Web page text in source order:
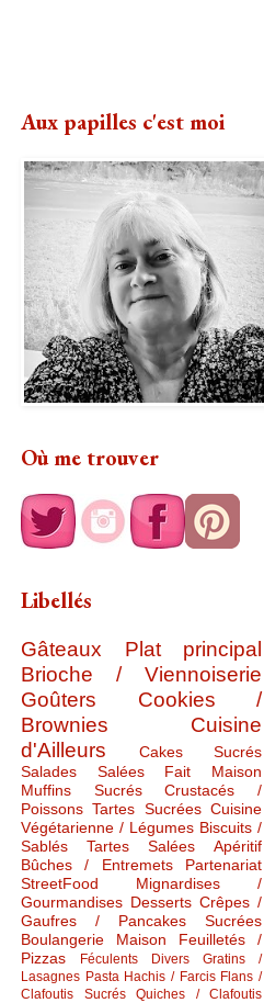
Aux papilles c'est moi
Où me trouver
Libellés
Gâteaux
Plat principal
Brioche / Viennoiserie
Goûters
Cookies /
Brownies
Cuisine
d'Ailleurs
Cakes Sucrés
Salades Salées
Fait Maison
Muffins Sucrés
Crustacés /
Poissons Tartes Sucrées Cuisine
Végétarienne / Légumes Biscuits /
Sablés
Tartes Salées
Apéritif
Bûches / Entremets
Partenariat
StreetFood
Mignardises /
Gourmandises Desserts Crêpes /
Gaufres / Pancakes Sucrées
Boulangerie Maison
Feuilletés /
Pizzas
Féculents Divers
Gratins /
Lasagnes Pasta Hachis / Farcis Flans /
Clafoutis Sucrés
Quiches / Clafoutis